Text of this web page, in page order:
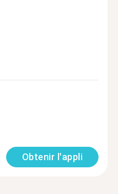
Obtenir l'appli